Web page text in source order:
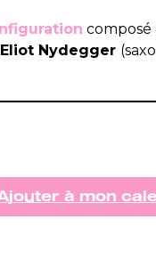
composé
Eliot Nydegger
à mon